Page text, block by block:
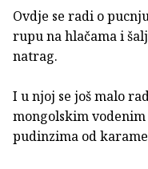
Ovdje se radi o
rupu na hlačama i
natrag.
I u njoj se još malo
mongolskim
pudinzima od